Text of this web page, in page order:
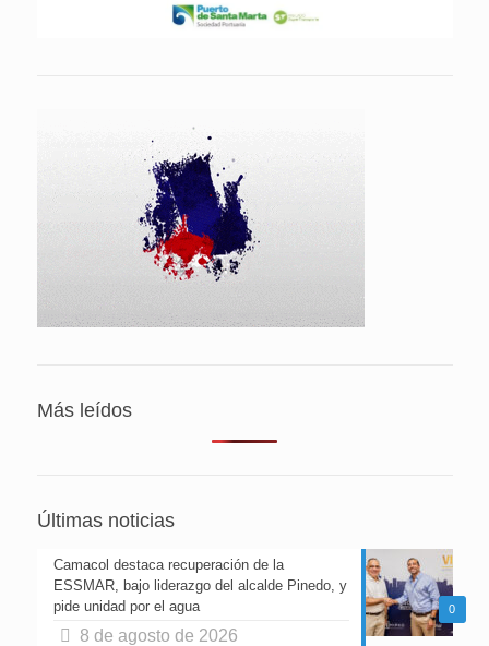
Más leídos
Últimas noticias
0
Camacol destaca recuperación de la
ESSMAR, bajo liderazgo del alcalde Pinedo, y
pide unidad por el agua
8 de agosto de 2026